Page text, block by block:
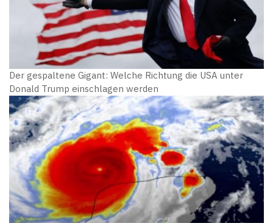
Der gespaltene Gigant: Welche Richtung die USA unter
Donald Trump einschlagen werden